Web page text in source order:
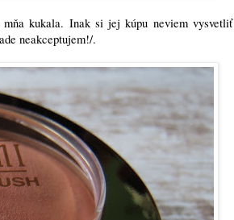
mňa kukala. Inak si jej kúpu neviem vysvetliť
neakceptujem!/.